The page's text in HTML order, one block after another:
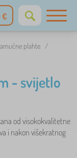
€
plahte /
- svijetlo
od visokokvalitetne
i nakon višekratnog